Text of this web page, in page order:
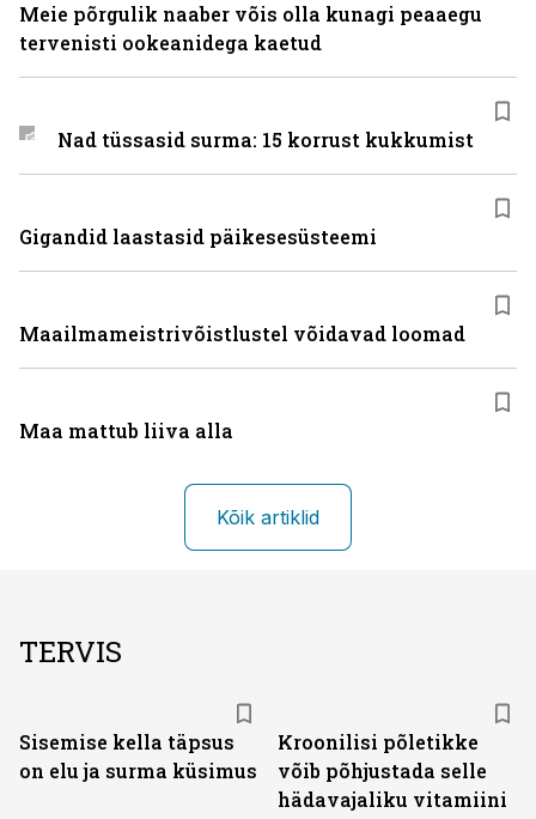
Meie põrgulik naaber võis olla kunagi peaaegu
tervenisti ookeanidega kaetud
Nad tüssasid surma: 15 korrust kukkumist
Gigandid laastasid päikesesüsteemi
Maailmameistrivõistlustel võidavad loomad
Maa mattub liiva alla
Kõik artiklid
TERVIS
Sisemise kella täpsus
on elu ja surma küsimus
Kroonilisi põletikke
võib põhjustada selle
hädavajaliku vitamiini